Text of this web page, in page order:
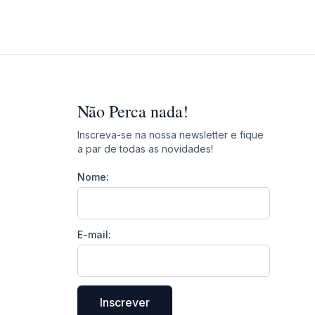
Não Perca nada!
Inscreva-se na nossa newsletter e fique
a par de todas as novidades!
Nome:
E-mail:
Inscrever